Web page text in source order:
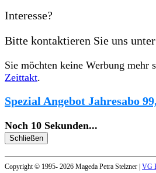
Interesse?
Bitte kontaktieren Sie uns unter
Sie möchten keine Werbung mehr
Zeittakt.
Spezial Angebot Jahresabo
Noch 10 Sekunden...
Schließen
Copyright © 1995- 2026 Mageda Petra Stelzner | VG